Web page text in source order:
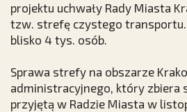
projektu uchwały Rady Miasta
tzw. strefę czystego transportu.
blisko 4 tys. osób.
Sprawa strefy na obszarze
administracyjnego, który zbiera
przyjętą w Radzie Miasta w